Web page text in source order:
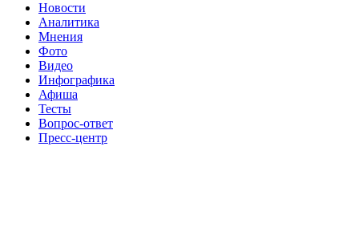
Новости
Аналитика
Мнения
Фото
Видео
Инфографика
Афиша
Тесты
Вопрос-ответ
Пресс-центр